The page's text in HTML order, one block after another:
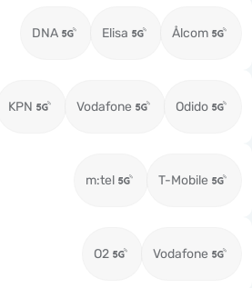
DNA Elisa Ålcom
KPN Vodafone Odido
m:tel T-Mobile
O2 Vodafone